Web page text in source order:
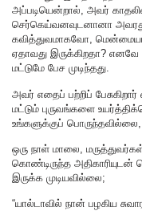
அப்படியென்றால், அவர்
செர்கெய்வனவுடனானா
கவித்துவமாகவோ,
ஏதாவது இருக்கிறதா?
மட்டுமே பேச முடிந்தது.
அவர் எதைப் பற்றிப்
மட்டும் புருவங்களை
உங்களுக்குப் பொருந்தவில்லை,
ஒரு நாள் மாலை,
கொண்டிருந்த
இருக்க முடியவில்லை;
“யால்டாவில் நான் பழகிய